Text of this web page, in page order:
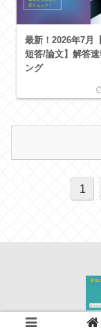
最新！2026年7月
短答/論文】解答
ング
1
© 2021-